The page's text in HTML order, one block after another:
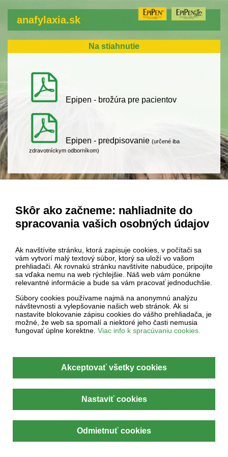
Skôr ako začneme: nahliadnite do
spracovania vašich osobných údajov
Ak navštívite stránku, ktorá zapisuje cookies, v počítači sa
vám vytvorí malý textový súbor, ktorý sa uloží vo vašom
prehliadači. Ak rovnakú stránku navštívite nabudúce, pripojíte
sa vďaka nemu na web rýchlejšie. Náš web vám ponúkne
relevantné informácie a bude sa vám pracovať jednoduchšie.
Súbory cookies používame najmä na anonymnú analýzu
návštevnosti a vylepšovanie našich web stránok. Ak si
nastavíte blokovanie zápisu cookies do vášho prehliadača, je
možné, že web sa spomalí a niektoré jeho časti nemusia
fungovať úplne korektne. Viac info k spracúvaniu cookies.
anafylaxia.sk
Na stiahnutie
Epipen - brožúra pre pacientov
Epipen - predpisovanie (určené iba
zdravotníckym odborníkom)
Nastavenia cookies